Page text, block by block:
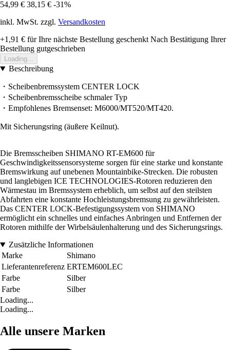
54,99 € 38,15 € -31%
inkl. MwSt. zzgl. Versandkosten
+1,91 € für Ihre nächste Bestellung geschenkt Nach Bestätigung Ihrer
Bestellung gutgeschrieben
Loading...
Beschreibung
・Scheibenbremssystem CENTER LOCK
・Scheibenbremsscheibe schmaler Typ
・Empfohlenes Bremsenset: M6000/MT520/MT420.
Mit Sicherungsring (äußere Keilnut).
Die Bremsscheiben SHIMANO RT-EM600 für
Geschwindigkeitssensorsysteme sorgen für eine starke und konstante
Bremswirkung auf unebenen Mountainbike-Strecken. Die robusten
und langlebigen ICE TECHNOLOGIES-Rotoren reduzieren den
Wärmestau im Bremssystem erheblich, um selbst auf den steilsten
Abfahrten eine konstante Hochleistungsbremsung zu gewährleisten.
Das CENTER LOCK-Befestigungssystem von SHIMANO
ermöglicht ein schnelles und einfaches Anbringen und Entfernen der
Rotoren mithilfe der Wirbelsäulenhalterung und des Sicherungsrings.
Zusätzliche Informationen
Marke
Shimano
Lieferantenreferenz ERTEM600LEC
Farbe
Silber
Farbe
Silber
Loading...
Loading...
Alle unsere Marken